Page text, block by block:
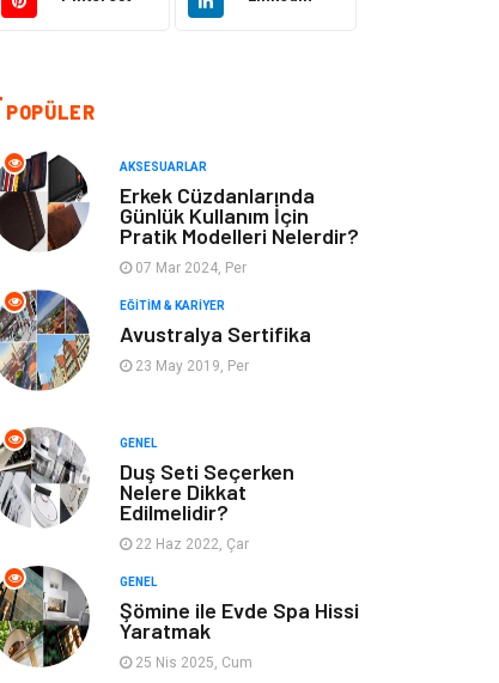
Otomotiv
Tatil Gıda
Organizasyon
Bilgisayara &
Yazılım
Yeme & İçme
Emlak
Gençlik & Eğlence
Aksesuarlar Finans& Ekonomi
Mobilya
Gayrimenkul Anne & Çocuk
POPÜLER
AKSESUARLAR
Erkek Cüzdanlarında
Günlük Kullanım İçin
Pratik Modelleri Nelerdir?
07 Mar 2024, Per
EĞITIM & KARIYER
Avustralya Sertifika
23 May 2019, Per
GENEL
Duş Seti Seçerken
Nelere Dikkat
Edilmelidir?
22 Haz 2022, Çar
GENEL
Şömine ile Evde Spa Hissi
Yaratmak
25 Nis 2025, Cum